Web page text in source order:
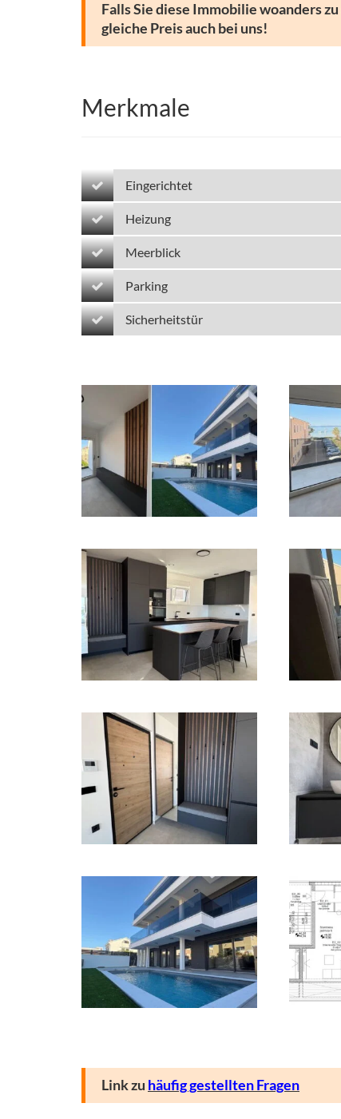
Falls Sie diese Immobilie woanders
gleiche Preis auch bei uns!
Merkmale
Eingerichtet
Heizung
Meerblick
Parking
Sicherheitstür
Link zu häufig gestellten Fragen